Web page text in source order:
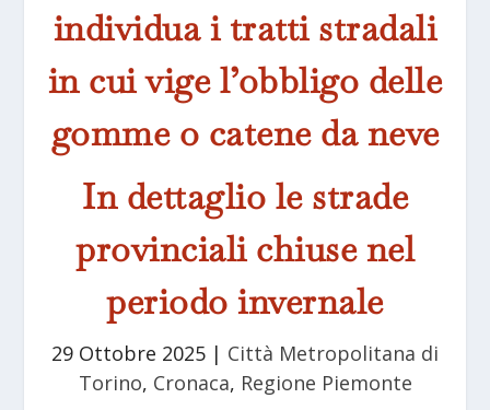
individua i tratti stradali
in cui vige l’obbligo delle
gomme o catene da neve
In dettaglio le strade
provinciali chiuse nel
periodo invernale
29 Ottobre 2025 | Città Metropolitana di
Torino, Cronaca, Regione Piemonte